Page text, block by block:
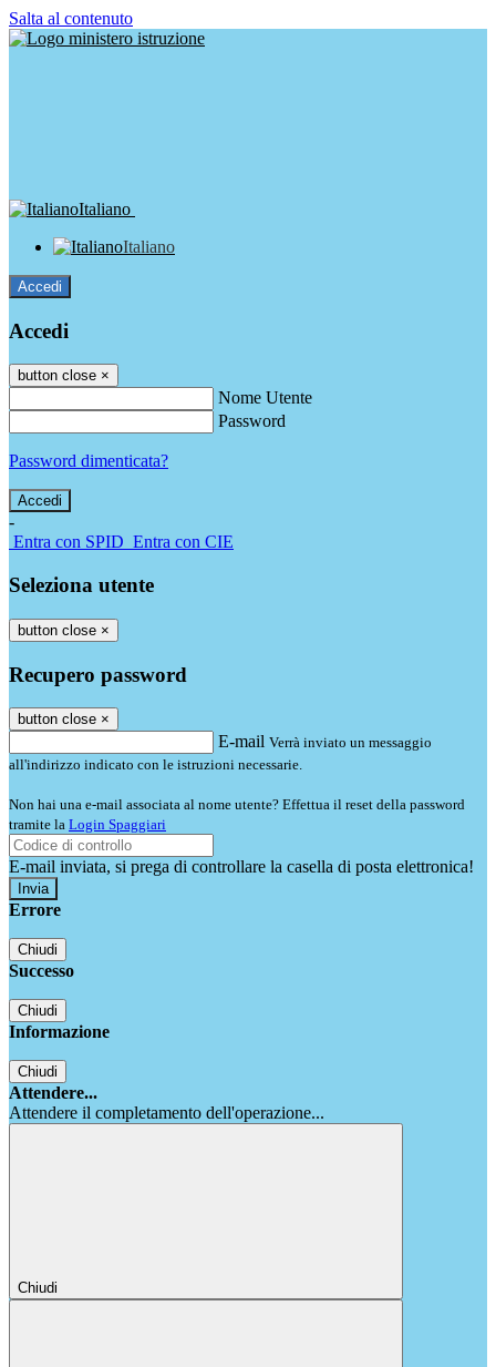
Salta al contenuto
Italiano
Italiano
Accedi
Accedi
button close ×
Nome Utente
Password
Password dimenticata?
-
Entra con SPID Entra con CIE
Seleziona utente
button close ×
Recupero password
button close ×
E-mail Verrà inviato un messaggio
all'indirizzo indicato con le istruzioni necessarie.
Non hai una e-mail associata al nome utente? Effettua il reset della password
tramite la Login Spaggiari
E-mail inviata, si prega di controllare la casella di posta elettronica!
Errore
Chiudi
Successo
Chiudi
Informazione
Chiudi
Attendere...
Attendere il completamento dell'operazione...
Chiudi